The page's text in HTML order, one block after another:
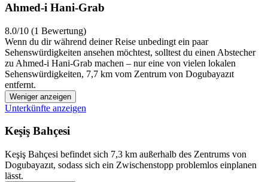
Ahmed-i Hani-Grab
8.0/10 (1 Bewertung)
Wenn du dir während deiner Reise unbedingt ein paar
Sehenswürdigkeiten ansehen möchtest, solltest du einen Abstecher
zu Ahmed-i Hani-Grab machen – nur eine von vielen lokalen
Sehenswürdigkeiten, 7,7 km vom Zentrum von Dogubayazıt
entfernt.
Weniger anzeigen
Unterkünfte anzeigen
Keşiş Bahçesi
Keşiş Bahçesi befindet sich 7,3 km außerhalb des Zentrums von
Dogubayazıt, sodass sich ein Zwischenstopp problemlos einplanen
lässt.